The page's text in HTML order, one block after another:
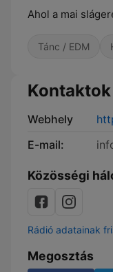
Ahol a mai
Tánc / EDM
Kontaktok
Webhely
E-mail:
Közösségi
Rádió adatainak
Megosztás